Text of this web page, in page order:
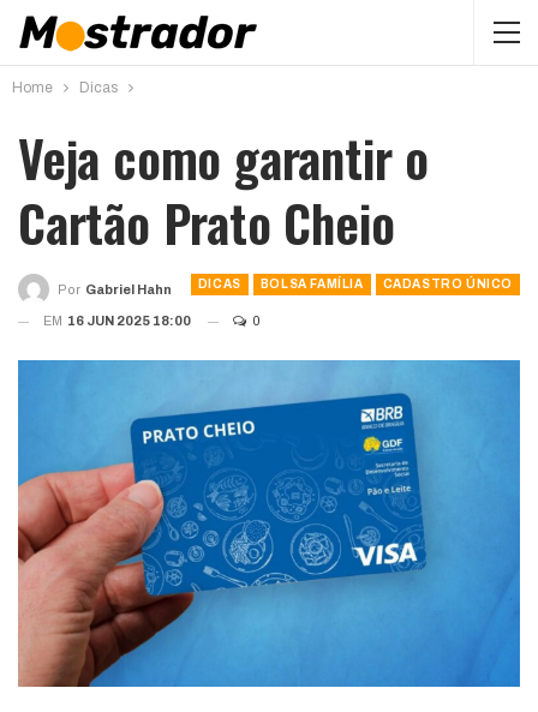
Home Dicas
Veja como garantir o
Cartão Prato Cheio
DICAS BOLSA FAMÍLIA CADASTRO ÚNICO
Por Gabriel Hahn
EM 16 JUN 2025 18:00 0